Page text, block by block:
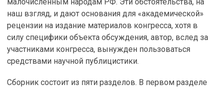
наш взгляд, и дают основания для «академической»
рецензии на издание материалов конгресса, хотя в
силу специфики объекта обсуждения, автор, вслед за
участниками конгресса, вынужден пользоваться
средствами научной публицистики.
Сборник состоит из пяти разделов. В первом разделе